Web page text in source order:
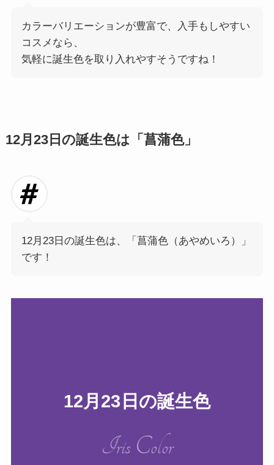
カラーバリエーションが豊富で、入手もしやすい
コスメなら、
気軽に誕生色を取り入れやすそうですね！
12月23日の誕生色は「菖蒲色」
12月23日の誕生色は、「菖蒲色（あやめいろ）」
です！
12月23日の誕生色
Iris Color